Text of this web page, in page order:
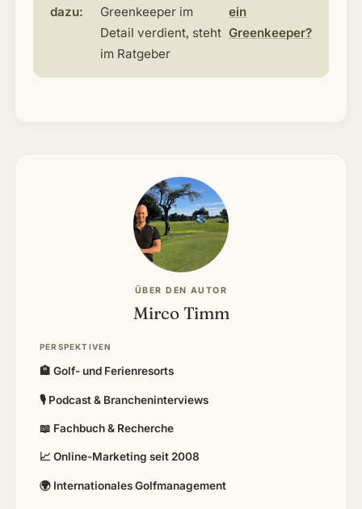
dazu:
Greenkeeper im
Detail verdient, steht
im Ratgeber
ein
Greenkeeper?
ÜBER DEN AUTOR
Mirco Timm
PERSPEKTIVEN
🏨 Golf- und Ferienresorts
🎙 Podcast & Brancheninterviews
📖 Fachbuch & Recherche
📈 Online-Marketing seit 2008
🌍 Internationales Golfmanagement